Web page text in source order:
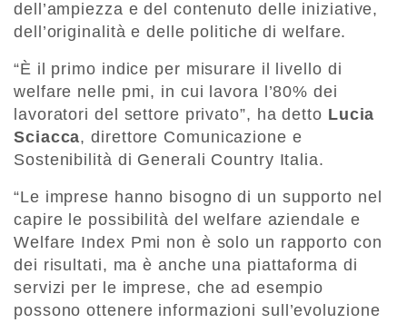
dell’ampiezza e del contenuto delle iniziative,
dell’originalità e delle politiche di welfare.
“È il primo indice per misurare il livello di
welfare nelle pmi, in cui lavora l’80% dei
lavoratori del settore privato”, ha detto Lucia
Sciacca, direttore Comunicazione e
Sostenibilità di Generali Country Italia.
“Le imprese hanno bisogno di un supporto nel
capire le possibilità del welfare aziendale e
Welfare Index Pmi non è solo un rapporto con
dei risultati, ma è anche una piattaforma di
servizi per le imprese, che ad esempio
possono ottenere informazioni sull’evoluzione